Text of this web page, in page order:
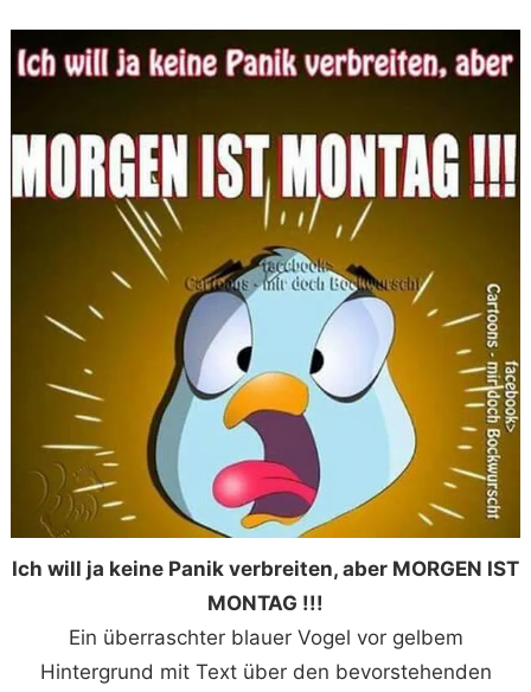
Ich will ja keine Panik verbreiten, aber MORGEN IST
MONTAG !!!
Ein überraschter blauer Vogel vor gelbem
Hintergrund mit Text über den bevorstehenden